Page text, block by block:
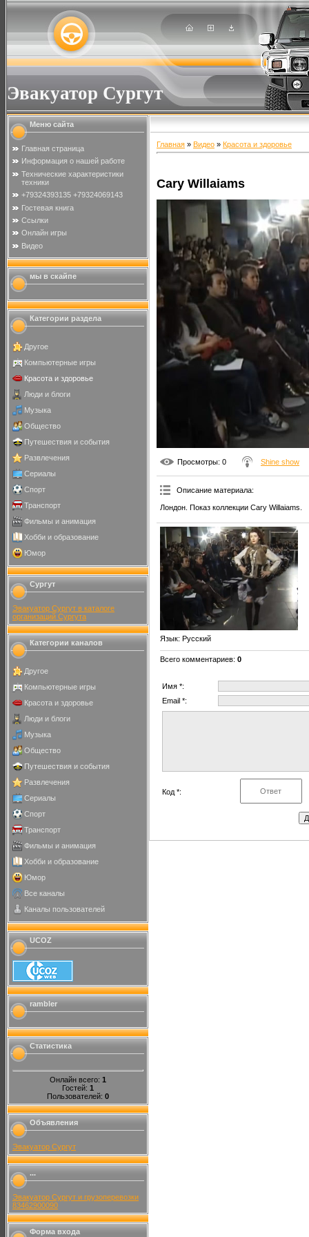
Эвакуатор Сургут
Меню сайта
Главная страница
Информация о нашей работе
Технические характеристики
техники
+79324393135 +79324069143
Гостевая книга
Ссылки
Онлайн игры
Видео
мы в скайпе
Категории раздела
Другое
Компьютерные игры
Красота и здоровье
Люди и блоги
Музыка
Общество
Путешествия и события
Развлечения
Сериалы
Спорт
Транспорт
Фильмы и анимация
Хобби и образование
Юмор
Сургут
Эвакуатор Сургут в каталоге
организаций Сургута
Категории каналов
Другое
Компьютерные игры
Красота и здоровье
Люди и блоги
Музыка
Общество
Путешествия и события
Развлечения
Сериалы
Спорт
Транспорт
Фильмы и анимация
Хобби и образование
Юмор
Все каналы
Каналы пользователей
UCOZ
rambler
Статистика
Онлайн всего: 1
Гостей: 1
Пользователей: 0
Объявления
Эвакуатор Сургут
...
Эвакуатор Сургут и грузоперевозки
83462900090
Форма входа
Главная » Видео » Красота и здоровье
Cary Willaiams
Просмотры: 0 Shine show
Описание материала:
Лондон. Показ коллекции Cary Willaiams.
Язык: Русский
Всего комментариев: 0
Имя *:
Email *:
Код *: